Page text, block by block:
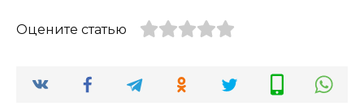
Оцените статью